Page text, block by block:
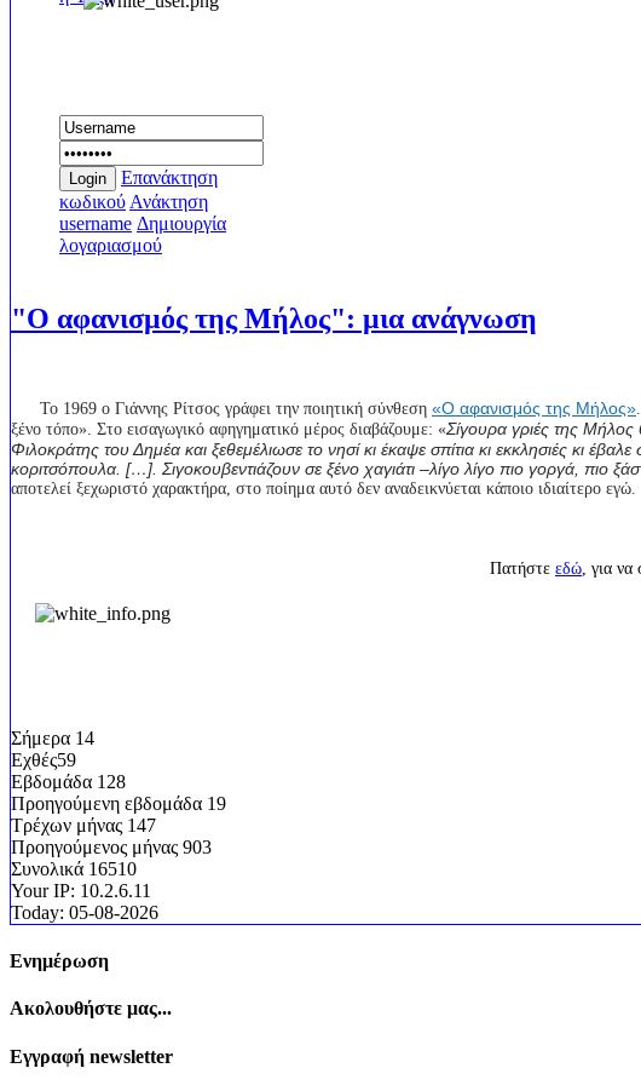
Login
Επανάκτηση
κωδικού Ανάκτηση
username Δημιουργία
λογαριασμού
"Ο αφανισμός της Μήλος": μια ανάγνωση
Το 1969 ο Γιάννης Ρίτσος γράφει την ποιητική σύνθεση «Ο αφανισμός της Μήλος»
ξένο τόπο». Στο εισαγωγικό αφηγηματικό μέρος διαβάζουμε: «Σίγουρα γριές της
Φιλοκράτης του Δημέα και ξεθεμέλιωσε το νησί κι έκαψε σπίτια κι εκκλησιές κι
κοριτσόπουλα. […]. Σιγοκουβεντιάζουν σε ξένο χαγιάτι –λίγο λίγο πιο γοργά, πιο
αποτελεί ξεχωριστό χαρακτήρα, στο ποίημα αυτό δεν αναδεικνύεται κάποιο ιδιαίτερο εγώ.
Πατήστε εδώ ,
Σήμερα 14
Εχθές59
Εβδομάδα 128
Προηγούμενη εβδομάδα 19
Τρέχων μήνας 147
Προηγούμενος μήνας 903
Συνολικά 16510
Your IP: 10.2.6.11
Today: 05-08-2026
Ενημέρωση
Ακολουθήστε μας...
Εγγραφή newsletter